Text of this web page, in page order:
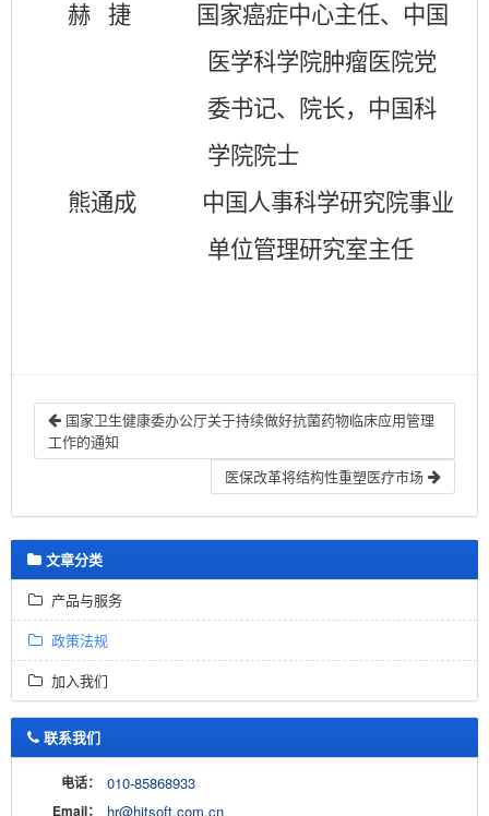
赫 捷 国家癌症中心主任、中国
医学科学院肿瘤医院党
委书记、院长，中国科
学院院士
熊通成 中国人事科学研究院事业
单位管理研究室主任
国家卫生健康委办公厅关于持续做好抗菌药物临床应用管理
工作的通知
医保改革将结构性重塑医疗市场
文章分类
产品与服务
政策法规
加入我们
联系我们
电话： 010-85868933
Email： hr@hitsoft.com.cn